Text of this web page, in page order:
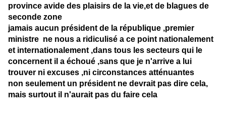
province avide des plaisirs de la vie,et de blagues de
seconde zone
jamais aucun président de la république ,premier
ministre ne nous a ridiculisé a ce point nationalement
et internationalement ,dans tous les secteurs qui le
concernent il a échoué ,sans que je n'arrive a lui
trouver ni excuses ,ni circonstances atténuantes
non seulement un président ne devrait pas dire cela,
mais surtout il n'aurait pas du faire cela